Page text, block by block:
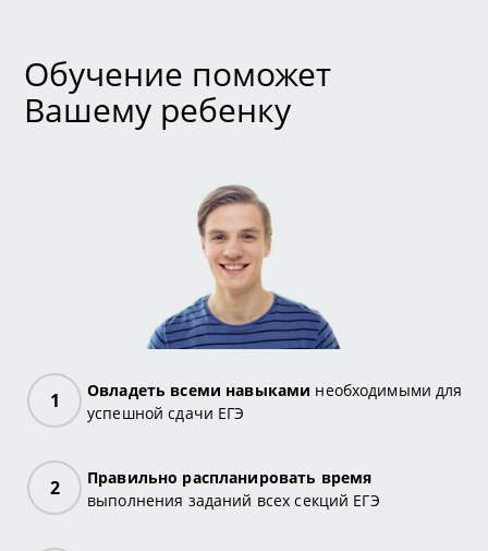
Обучение поможет
Вашему ребенку
Овладеть всеми навыками необходимыми для
успешной сдачи ЕГЭ
Правильно распланировать время
выполнения заданий всех секций ЕГЭ